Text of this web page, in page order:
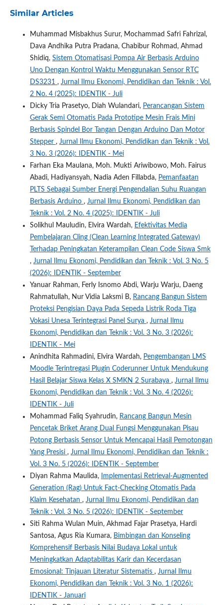
Similar Articles
Muhammad Misbakhus Surur, Mochammad Safri Fahrizal,
Dava Andhika Putra Pradana, Chabibur Rohmad, Ahmad
Shidiq, Sistem Otomatisasi Pompa Air Berbasis Arduino
Uno Dengan Kontrol Waktu Menggunakan Sensor RTC
DS3231 , Jurnal Ilmu Ekonomi, Pendidikan dan Teknik : Vol.
2 No. 4 (2025): IDENTIK - Juli
Dicky Tria Prasetyo, Diah Wulandari, Perancangan Sistem
Gerak Semi Otomatis Pada Prototipe Mesin Frais Mini
Berbasis Spindel Bor Tangan Dengan Arduino Dan Motor
Stepper , Jurnal Ilmu Ekonomi, Pendidikan dan Teknik : Vol.
3 No. 3 (2026): IDENTIK - Mei
Farhan Eka Maulana, Moh. Mukti Ariwibowo, Moh. Fairus
Abadi, Hadiyansyah, Nadia Aden Fillabda, Pemanfaatan
PLTS Sebagai Sumber Energi Pengendalian Suhu Ruangan
Berbasis Arduino , Jurnal Ilmu Ekonomi, Pendidikan dan
Teknik : Vol. 2 No. 4 (2025): IDENTIK - Juli
Solikhul Mauludin, Elvira Wardah, Efektivitas Media
Pembelajaran Cling (Clean Learning Integrated Gateway)
Terhadap Peningkatan Keterampilan Clean Code Siswa Smk
, Jurnal Ilmu Ekonomi, Pendidikan dan Teknik : Vol. 3 No. 5
(2026): IDENTIK - September
Yanuar Rahman, Ferly Isnomo Abdi, Warju Warju, Daeng
Rahmatullah, Nur Vidia Laksmi B, Rancang Bangun Sistem
Proteksi Pengisian Daya Pada Sepeda Listrik Roda Tiga
Vokasi Unesa Terintegrasi Panel Surya , Jurnal Ilmu
Ekonomi, Pendidikan dan Teknik : Vol. 3 No. 3 (2026):
IDENTIK - Mei
Anindhita Rahmadini, Elvira Wardah, Pengembangan LMS
Moodle Terintregasi Plugin Coderunner Untuk Mendukung
Hasil Belajar Siswa Kelas X SMKN 2 Surabaya , Jurnal Ilmu
Ekonomi, Pendidikan dan Teknik : Vol. 3 No. 4 (2026):
IDENTIK - Juli
Mohammad Faliq Syahrudin, Rancang Bangun Mesin
Pencetak Briket Arang Dual Fungsi Menggunakan Pisau
Potong Berbasis Sensor Untuk Mencapai Hasil Pemotongan
Yang Presisi , Jurnal Ilmu Ekonomi, Pendidikan dan Teknik :
Vol. 3 No. 5 (2026): IDENTIK - September
Diyan Rahma Maulida,
Implementasi Retrieval-Augmented
Generation (Rag) Untuk Fact-Checking Otomatis Pada
Klaim Kesehatan , Jurnal Ilmu Ekonomi, Pendidikan dan
Teknik : Vol. 3 No. 5 (2026): IDENTIK - September
Siti Rahma Wulan Muin, Akhmad Fajar Prasetya, Hardi
Santosa, Agus Ria Kumara, Bimbingan dan Konseling
Komprehensif Berbasis Nilai Budaya Lokal untuk
Meningkatkan Adaptabilitas Karir dan Kecerdasan
Emosional: Tinjauan Literatur Sistematis , Jurnal Ilmu
Ekonomi, Pendidikan dan Teknik : Vol. 3 No. 1 (2026):
IDENTIK - Januari